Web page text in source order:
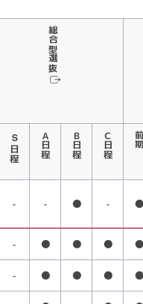
総合型選抜
S日程 Ａ日程 Ｂ日程 Ｃ日程 前期
- - ● - ●
- ● ● ● ●
- ● ● ● ●